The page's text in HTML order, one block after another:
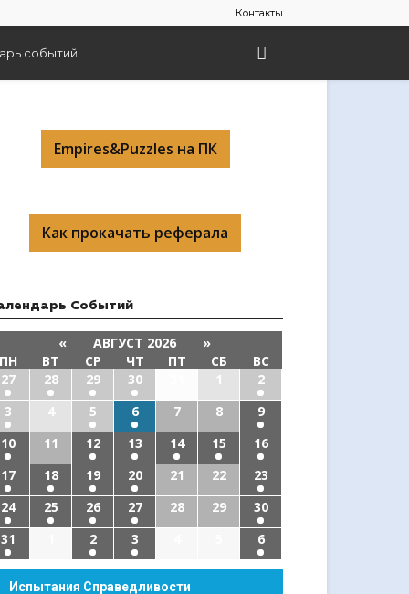
Контакты
событий
Empires&Puzzles на ПК
Как прокачать реферала
Cобытий
« АВГУСТ 2026
»
ПН
ВТ СР ЧТ ПТ СБ
ВС
27
28 29 30 1
2
3
4 5 6 7 8
9
10
11 12 13 14 15
16
17
18 19 20 21 22
23
24
25 26 27 28 29
30
31
2 3 6
Испытания Справедливости